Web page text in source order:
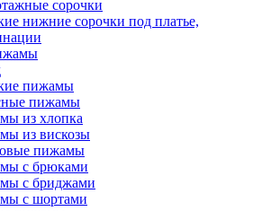
сорочки
нижние сорочки под платье,
пижамы
пижамы
из хлопка
из вискозы
пижамы
с брюками
с бриджами
с шортами